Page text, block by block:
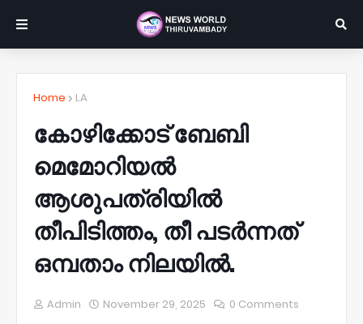
Home LA
കോഴിക്കോട് ബേബി
മെമോറിയൽ
ആശുപത്രിയിൽ
തീപിടിത്തം, തീ പടർന്നത്
ഒമ്പതാം നിലയിൽ.
Admin November 29, 2025 0 Comments